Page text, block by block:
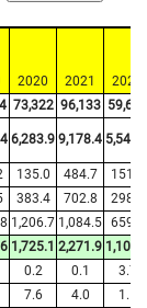
2020 2021
2022
73,322 96,133 59,619
6,283.9 9,178.4
135.0 484.7
151.6
383.4 702.8
298.3
1,206.7 1,084.5 659.0
1,725.1 2,271.9
0.2 0.1
3.7
7.6 4.0
1.1